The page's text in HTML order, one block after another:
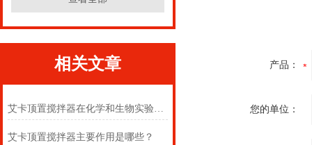
相关文章
艾卡顶置搅拌器在化学和生物实验室中的作用
艾卡顶置搅拌器主要作用是哪些？
产品：
您的单位：